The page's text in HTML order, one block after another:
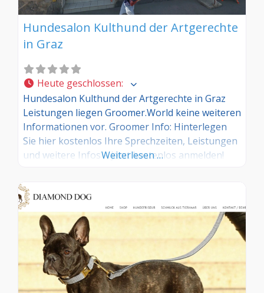
Hundesalon Kulthund der Artgerechte
in Graz
Heute geschlossen:
Hundesalon Kulthund der Artgerechte in Graz
Leistungen liegen Groomer.World keine weiteren
Informationen vor. Groomer Info: Hinterlegen
Sie hier kostenlos Ihre Sprechzeiten, Leistungen
und weitere Infos – jetzt kostenlos anmelden!
Sie Ihre Erfahrungen über die
Kommentarfunktion unten mit anderen
Hundebesitzer/innen!
Weiterlesen …